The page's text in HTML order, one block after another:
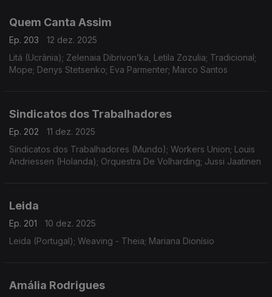
Quem Canta Assim
Ep. 203
12 dez. 2025
Litá (Ucrânia); Zelenaia Dibrivon’ka, Letila Zozulia; Tradicional;
Mope; Denys Stetsenko; Eva Parmenter; Marco Santos
Sindicatos dos Trabalhadores
Ep. 202
11 dez. 2025
Sindicatos dos Trabalhadores (Mundo); Workers Union; Louis
Andriessen (Holanda); Orquestra De Volharding; Jussi Jaatinen
Leida
Ep. 201
10 dez. 2025
Leida (Portugal); Weaving - Theia; Mariana Dionísio
Amália Rodrigues